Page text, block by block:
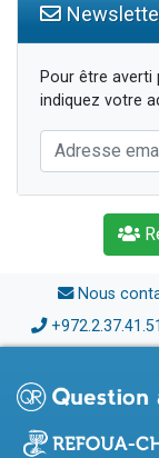
Pour être averti
indiquez votre
Nous